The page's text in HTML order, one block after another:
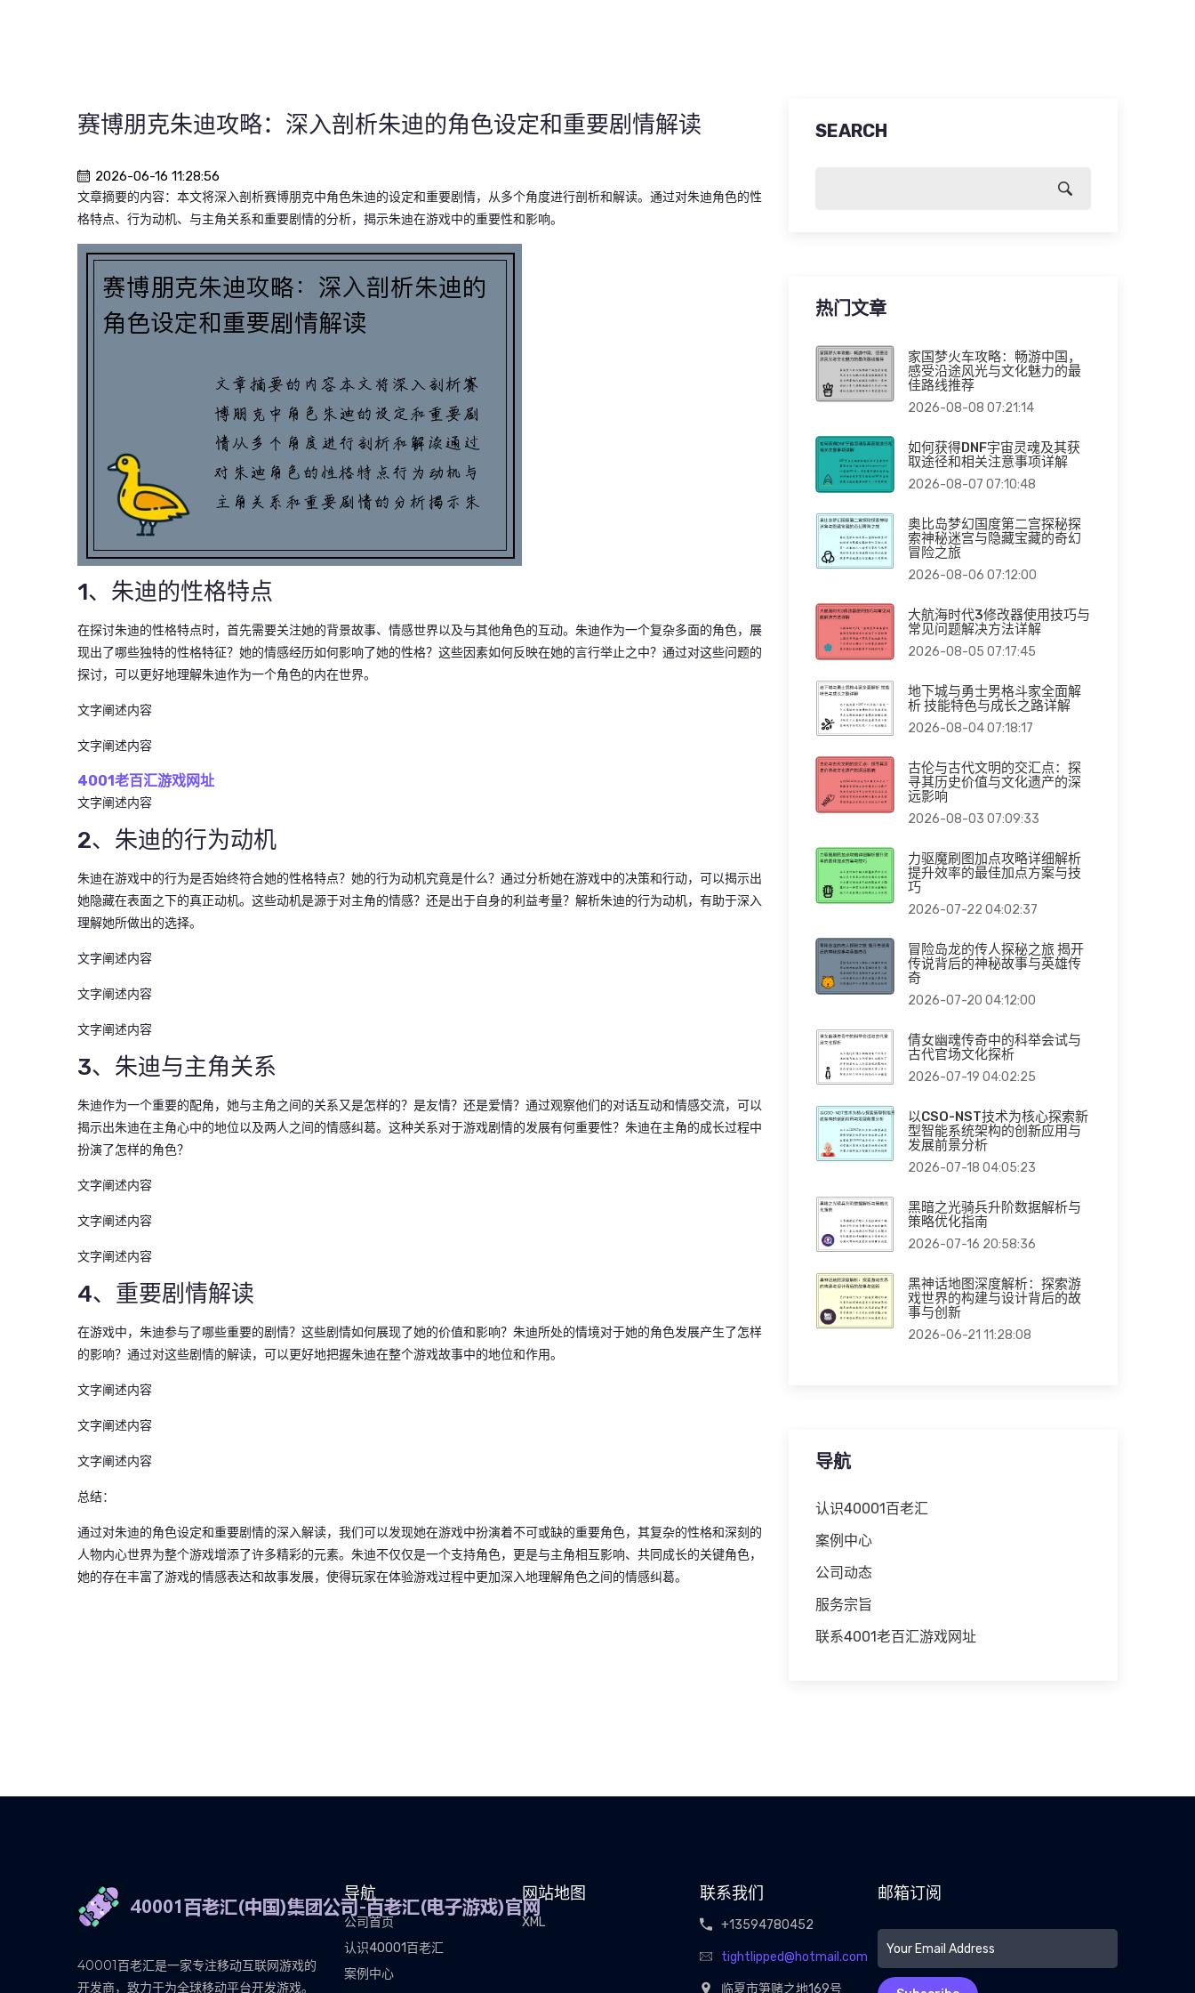
赛博朋克朱迪攻略：深入剖析朱迪的角色设定和重要剧情解读
2026-06-16 11:28:56
文章摘要的内容：本文将深入剖析赛博朋克中角色朱迪的设定和重要剧情，从多个角度进行剖析和解读。通过对朱迪角色的性
格特点、行为动机、与主角关系和重要剧情的分析，揭示朱迪在游戏中的重要性和影响。
1、朱迪的性格特点
在探讨朱迪的性格特点时，首先需要关注她的背景故事、情感世界以及与其他角色的互动。朱迪作为一个复杂多面的角色，展
现出了哪些独特的性格特征？她的情感经历如何影响了她的性格？这些因素如何反映在她的言行举止之中？通过对这些问题的
探讨，可以更好地理解朱迪作为一个角色的内在世界。
文字阐述内容
文字阐述内容
4001老百汇游戏网址
文字阐述内容
2、朱迪的行为动机
朱迪在游戏中的行为是否始终符合她的性格特点？她的行为动机究竟是什么？通过分析她在游戏中的决策和行动，可以揭示出
她隐藏在表面之下的真正动机。这些动机是源于对主角的情感？还是出于自身的利益考量？解析朱迪的行为动机，有助于深入
理解她所做出的选择。
文字阐述内容
文字阐述内容
文字阐述内容
3、朱迪与主角关系
朱迪作为一个重要的配角，她与主角之间的关系又是怎样的？是友情？还是爱情？通过观察他们的对话互动和情感交流，可以
揭示出朱迪在主角心中的地位以及两人之间的情感纠葛。这种关系对于游戏剧情的发展有何重要性？朱迪在主角的成长过程中
扮演了怎样的角色？
文字阐述内容
文字阐述内容
文字阐述内容
4、重要剧情解读
在游戏中，朱迪参与了哪些重要的剧情？这些剧情如何展现了她的价值和影响？朱迪所处的情境对于她的角色发展产生了怎样
的影响？通过对这些剧情的解读，可以更好地把握朱迪在整个游戏故事中的地位和作用。
文字阐述内容
文字阐述内容
文字阐述内容
总结：
通过对朱迪的角色设定和重要剧情的深入解读，我们可以发现她在游戏中扮演着不可或缺的重要角色，其复杂的性格和深刻的
人物内心世界为整个游戏增添了许多精彩的元素。朱迪不仅仅是一个支持角色，更是与主角相互影响、共同成长的关键角色，
她的存在丰富了游戏的情感表达和故事发展，使得玩家在体验游戏过程中更加深入地理解角色之间的情感纠葛。
SEARCH
热门文章
家国梦火车攻略：畅游中国，
感受沿途风光与文化魅力的最
佳路线推荐
2026-08-08 07:21:14
如何获得DNF宇宙灵魂及其获
取途径和相关注意事项详解
2026-08-07 07:10:48
奥比岛梦幻国度第二宫探秘探
索神秘迷宫与隐藏宝藏的奇幻
冒险之旅
2026-08-06 07:12:00
大航海时代3修改器使用技巧与
常见问题解决方法详解
2026-08-05 07:17:45
地下城与勇士男格斗家全面解
析 技能特色与成长之路详解
2026-08-04 07:18:17
古伦与古代文明的交汇点：探
寻其历史价值与文化遗产的深
远影响
2026-08-03 07:09:33
力驱魔刷图加点攻略详细解析
提升效率的最佳加点方案与技
巧
2026-07-22 04:02:37
冒险岛龙的传人探秘之旅 揭开
传说背后的神秘故事与英雄传
奇
2026-07-20 04:12:00
倩女幽魂传奇中的科举会试与
古代官场文化探析
2026-07-19 04:02:25
以CSO-NST技术为核心探索新
型智能系统架构的创新应用与
发展前景分析
2026-07-18 04:05:23
黑暗之光骑兵升阶数据解析与
策略优化指南
2026-07-16 20:58:36
黑神话地图深度解析：探索游
戏世界的构建与设计背后的故
事与创新
2026-06-21 11:28:08
导航
认识40001百老汇
案例中心
公司动态
服务宗旨
联系4001老百汇游戏网址
40001百老汇是一家专注移动互联网游戏的
开发商，致力于为全球移动平台开发游戏。
导航
公司首页
认识40001百老汇
案例中心
网站地图
XML
联系我们
+13594780452
tightlipped@hotmail.com
临夏市笋赌之地169号
邮箱订阅